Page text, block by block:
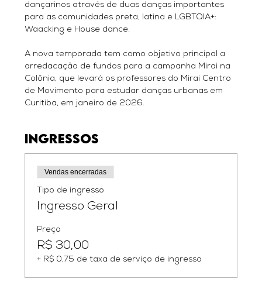
dançarinos através de duas danças importantes
para as comunidades preta, latina e LGBTQIA+:
Waacking e House dance.
A nova temporada tem como objetivo principal a
arredacação de fundos para a campanha Mirai na
Colônia, que levará os professores do Mirai Centro
de Movimento para estudar danças urbanas em
Curitiba, em janeiro de 2026.
Ingressos
Vendas encerradas
Tipo de ingresso
Ingresso Geral
Preço
R$ 30,00
+ R$ 0,75 de taxa de serviço de ingresso